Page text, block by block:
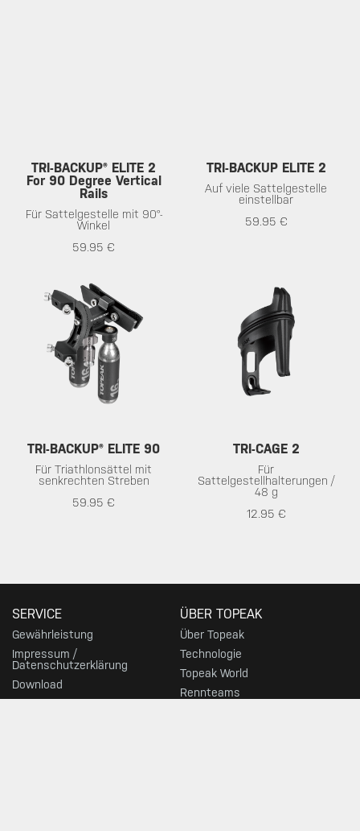
TRI-BACKUP® ELITE 2
For 90 Degree Vertical
Rails
Für Sattelgestelle mit 90°-
Winkel
59.95 €
TRI-BACKUP ELITE 2
Auf viele Sattelgestelle
einstellbar
59.95 €
TRI-BACKUP® ELITE 90
Für Triathlonsättel mit
senkrechten Streben
59.95 €
TRI-CAGE 2
Für
Sattelgestellhalterungen /
48 g
12.95 €
SERVICE
Gewährleistung
Impressum /
Datenschutzerklärung
Download
ÜBER TOPEAK
Über Topeak
Technologie
Topeak World
Rennteams